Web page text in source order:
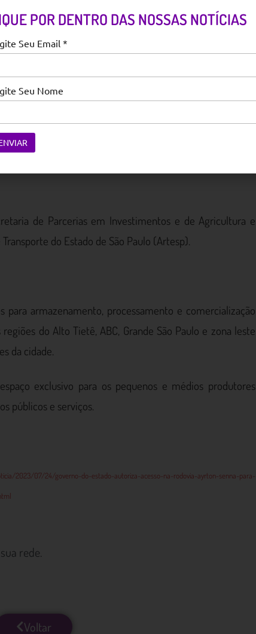
da cadeia produtora e garantir mais eficiência no
significativo na redução no trânsito da capital. O
Presidente Dutra e com os Trechos Leste e Norte do
pelo Decreto nº 65.543/2019, que aprova o
Rodovia dos Bandeirantes (SP-348), dos Imigrantes (SP-
bem como pelo Rodoanel Mário Covas (SP-021),
para instalação de entrepostos de abastecimento
de Parcerias em Investimentos e de Agricultura e
do Estado de São Paulo (Artesp).
armazenamento, processamento e comercialização
do Alto Tietê, ABC, Grande São Paulo e zona leste
da cidade.
exclusivo para os pequenos e médios produtores
públicos e serviços.
2023/07/24/governo-do-estado-autoriza-acesso-na-rodovia-ayrton-senna-para-
rede.
Voltar
POR DENTRO DAS NOSSAS NOTÍCIAS
Seu Email *
Seu Nome